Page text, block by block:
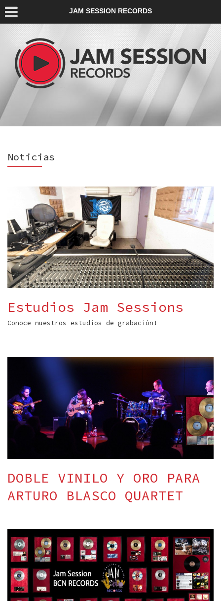
JAM SESSION RECORDS
Noticias
Estudios Jam Sessions
Conoce nuestros estudios de grabación!
DOBLE VINILO Y ORO PARA
ARTURO BLASCO QUARTET